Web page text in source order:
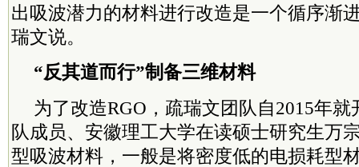
出吸波潜力的材料进行改造是一个循序渐
瑞文说。
“反其道而行”制备三维材料
为了改造RGO，疏瑞文团队自2015年
队成员、安徽理工大学在读硕士研究生万
型吸波材料，一般是将密度低的电损耗型